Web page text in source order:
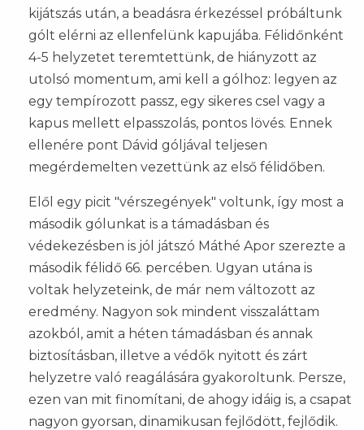
kijátszás után, a beadásra érkezéssel próbáltunk
gólt elérni az ellenfelünk kapujába. Félidőnként
4-5 helyzetet teremtettünk, de hiányzott az
utolsó momentum, ami kell a gólhoz: legyen az
egy tempírozott passz, egy sikeres csel vagy a
kapus mellett elpasszolás, pontos lövés. Ennek
ellenére pont Dávid góljával teljesen
megérdemelten vezettünk az első félidőben.
Elől egy picit "vérszegények" voltunk, így most a
második gólunkat is a támadásban és
védekezésben is jól játszó Máthé Apor szerezte a
második félidő 66. percében. Ugyan utána is
voltak helyzeteink, de már nem változott az
eredmény. Nagyon sok mindent visszaláttam
azokból, amit a héten támadásban és annak
biztosításban, illetve a védők nyitott és zárt
helyzetre való reagálására gyakoroltunk. Persze,
ezen van mit finomítani, de ahogy idáig is, a csapat
nagyon gyorsan, dinamikusan fejlődött, fejlődik.